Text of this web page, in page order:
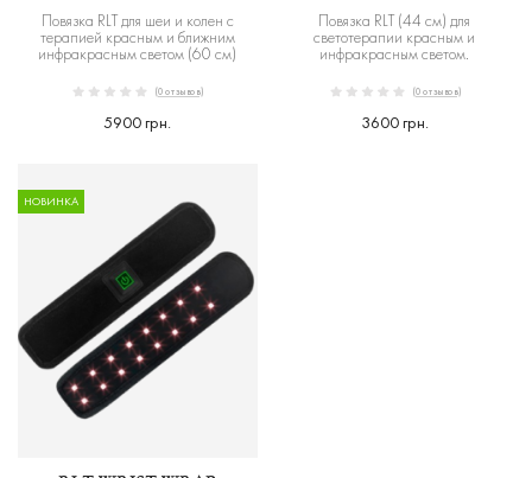
Повязка RLT для шеи и колен с
терапией красным и ближним
инфракрасным светом (60 см)
(0 отзывов)
5900 грн.
Повязка RLT (44 см) для
светотерапии красным и
инфракрасным светом.
(0 отзывов)
3600 грн.
НОВИНКА